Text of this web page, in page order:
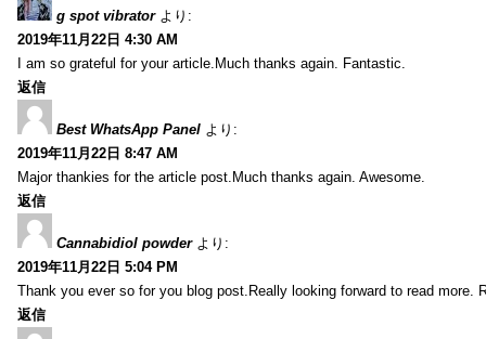
g spot vibrator より:
2019年11月22日 4:30 AM
I am so grateful for your article.Much thanks again. Fantastic.
返信
Best WhatsApp Panel より:
2019年11月22日 8:47 AM
Major thankies for the article post.Much thanks again. Awesome.
返信
Cannabidiol powder より:
2019年11月22日 5:04 PM
Thank you ever so for you blog post.Really looking forward to read more.
返信